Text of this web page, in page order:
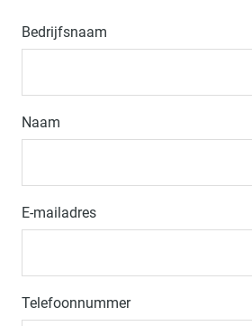
Bedrijfsnaam
Naam
E-mailadres
Telefoonnummer